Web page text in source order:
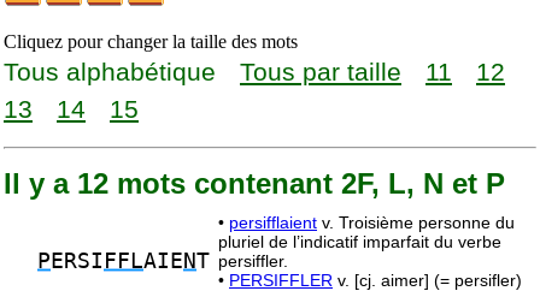
Cliquez pour changer la taille des mots
Tous alphabétique Tous par taille 11
12
13
14 15
Il y a 12 mots contenant 2F, L, N et P
P ERSI FFLAIE NT
• persifflaient v. Troisième personne du
pluriel de l’indicatif imparfait du verbe
persiffler.
• PERSIFFLER v. [cj. aimer] (= persifler)